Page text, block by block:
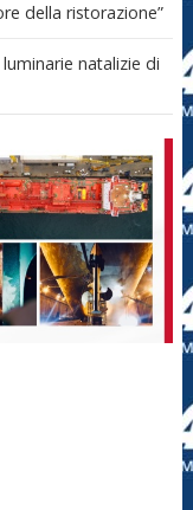
della ristorazione”
natalizie di